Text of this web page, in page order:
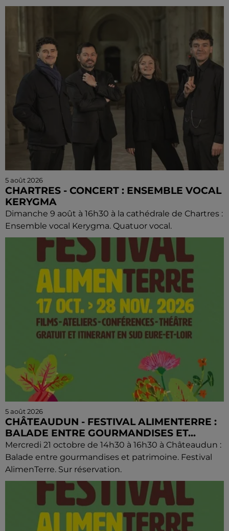
5 août 2026
CHARTRES - CONCERT : ENSEMBLE VOCAL
KERYGMA
Dimanche 9 août à 16h30 à la cathédrale de Chartres :
Ensemble vocal Kerygma. Quatuor vocal.
5 août 2026
CHÂTEAUDUN - FESTIVAL ALIMENTERRE :
BALADE ENTRE GOURMANDISES ET...
Mercredi 21 octobre de 14h30 à 16h30 à Châteaudun :
Balade entre gourmandises et patrimoine. Festival
AlimenTerre. Sur réservation.